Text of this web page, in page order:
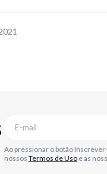
Ao pressionar o botão
nossos Termos de Uso e as